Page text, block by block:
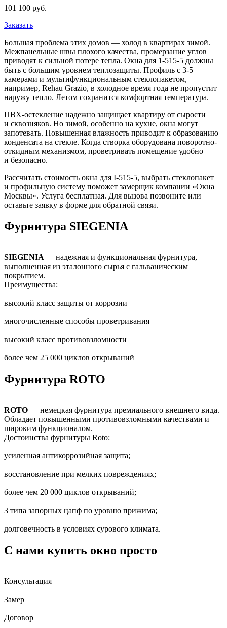
101 100 руб.
Заказать
Большая проблема этих домов — холод в квартирах зимой.
Межпанельные швы плохого качества, промерзание углов
приводят к сильной потере тепла. Окна для 1-515-5 должны
быть с большим уровнем теплозащиты. Профиль с 3-5
камерами и мультифункциональным стеклопакетом,
например, Rehau Grazio, в холодное время года не пропустит
наружу тепло. Летом сохранится комфортная температура.
ПВХ-остекление надежно защищает квартиру от сырости
и сквозняков. Но зимой, особенно на кухне, окна могут
запотевать. Повышенная влажность приводит к образованию
конденсата на стекле. Когда створка оборудована поворотно-
откидным механизмом, проветривать помещение удобно
и безопасно.
Рассчитать стоимость окна для I-515-5, выбрать стеклопакет
и профильную систему поможет замерщик компании «Окна
Москвы». Услуга бесплатная. Для вызова позвоните или
оставьте заявку в форме для обратной связи.
Фурнитура SIEGENIA
SIEGENIA — надежная и функциональная фурнитура,
выполненная из эталонного сырья с гальваническим
покрытием.
Преимущества:
высокий класс защиты от коррозии
многочисленные способы проветривания
высокий класс противовзломности
более чем 25 000 циклов открываний
Фурнитура ROTO
ROTO — немецкая фурнитура премиального внешнего вида.
Обладает повышенными противовзломными качествами и
широким функционалом.
Достоинства фурнитуры Roto:
усиленная антикоррозийная защита;
восстановление при мелких повреждениях;
более чем 20 000 циклов открываний;
3 типа запорных цапф по уровню прижима;
долговечность в условиях сурового климата.
С нами купить окно просто
Консультация
Замер
Договор